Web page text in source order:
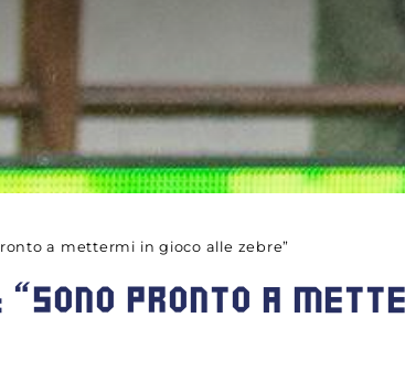
a mettermi in gioco alle zebre”
PRONTO A